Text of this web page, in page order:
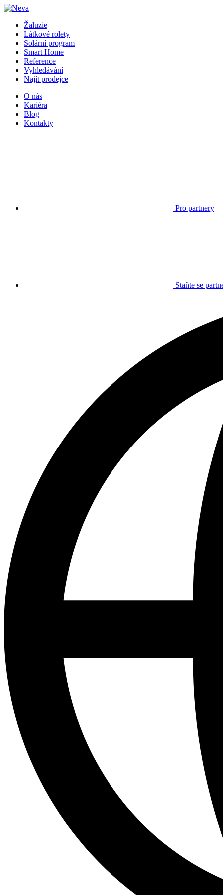
Žaluzie
Látkové rolety
Solární program
Smart Home
Reference
Vyhledávání
Najít prodejce
O nás
Kariéra
Blog
Kontakty
Pro partnery
Staňte se